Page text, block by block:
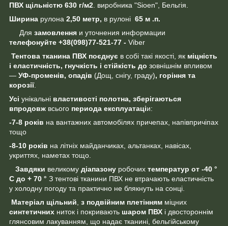
ПВХ щільністю 630 г/м2 . виробника "Sioen", Бельгія.
Ширина рулона 2,50 метр, в рулоні 65 м .п.
Для замовлення и уточнения информации
телефонуйте +38(098)77-521-77 - Viber
Тентова тканина ПВХ поєднує в собі такі якості, як міцність
і еластичність, гнучкість і стійкість до зовнішнім впливом
— УФ-променів, опадів (Дощ, снігу, граду), горіння та
корозії.
Усі унікальні властивості полотна, зберігаються
впродовж всього периода експлуатаціи:
-7-8 років на вантажних автомобілях причепах, напівпричіпах
тощо
-8-10 років на літніх майданчиках, альтанках, навісах,
укриттях, наметах тощо.
Завдяки великому діапазону робочих температур от -40 °
С до + 70 ° З тентові тканини ПВХ не втрачають еластичність
у холодну погоду та практично не блякнуть на сонці.
Матеріал щільний з подвійним плетінням міцних
синтетичних ниток і покривають шаром ПВХ і двостороннім
глянсовим лакуванням, що надає тканині, бельгійському